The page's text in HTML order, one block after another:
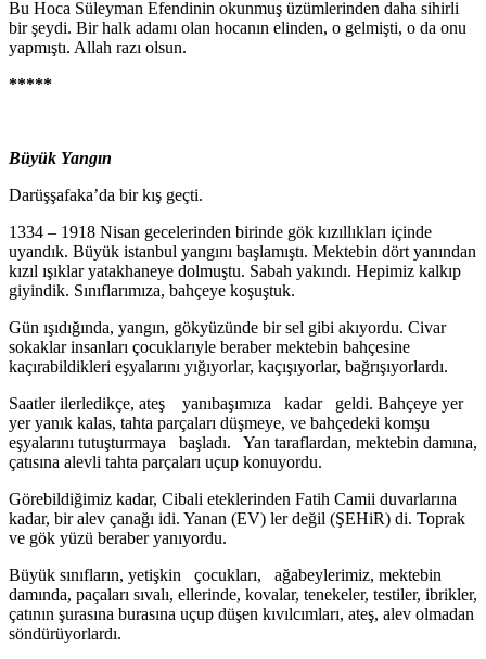
Bu Hoca Süleyman Efendinin okunmuş üzümlerinden daha sihirli
bir şeydi. Bir halk adamı olan hocanın elinden, o gelmişti, o da onu
yapmıştı. Allah razı olsun.
*****
Büyük Yangın
Darüşşafaka’da bir kış geçti.
1334 – 1918 Nisan gecelerinden birinde gök kızıllıkları içinde
uyandık. Büyük istanbul yangını başlamıştı. Mekte­bin dört yanından
kızıl ışıklar yatakhaneye dolmuştu. Sabah yakındı. Hepimiz kalkıp
giyindik. Sınıflarımıza, bahçe­ye koşuştuk.
Gün ışıdığında, yangın, gökyüzünde bir sel gibi akı­yordu. Civar
sokaklar insanları çocuklarıyle beraber mek­tebin bahçesine
kaçırabildikleri eşyalarını yığıyorlar, kaçı­şıyorlar, bağrışıyorlardı.
Saatler ilerledikçe, ateş yanıbaşımıza kadar geldi. Bahçeye yer
yer yanık kalas, tahta parçaları düşmeye, ve bahçedeki komşu
eşyalarını tutuşturmaya başladı. Yan taraflardan, mektebin damına,
çatısına alevli tahta parça­ları uçup konuyordu.
Görebildiğimiz kadar, Cibali etekle­rinden Fatih Camii duvarlarına
kadar, bir alev çanağı idi. Yanan (EV) ler değil (ŞEHiR) di. Toprak
ve gök yüzü beraber yanıyordu.
Büyük sınıfların, yetişkin çocukları, ağabeylerimiz, mektebin
damında, paçaları sıvalı, ellerinde, kovalar, te­nekeler, testiler, ibrikler,
çatının şurasına burasına uçup düşen kıvılcımları, ateş, alev olmadan
söndürüyorlardı.